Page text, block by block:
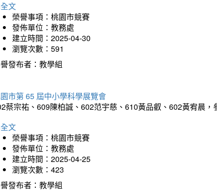
文
榮譽事項：桃園市競賽
發佈單位：教務處
建立時間：2025-04-30
瀏覽次數：591
發布者：教學組
市第 65 屆中小學科學展覽會
蔡宗祐、609陳柏誠、602范宇慈、610黃品叡、602黃宥晨
文
榮譽事項：桃園市競賽
發佈單位：教務處
建立時間：2025-04-25
瀏覽次數：423
發布者：教學組